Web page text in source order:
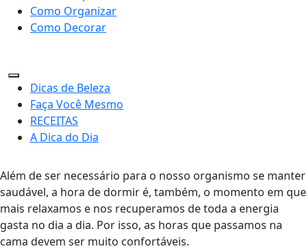
Como Organizar
Como Decorar
Dicas de Beleza
Faça Você Mesmo
RECEITAS
A Dica do Dia
Além de ser necessário para o nosso organismo se manter
saudável, a hora de dormir é, também, o momento em que
mais relaxamos e nos recuperamos de toda a energia
gasta no dia a dia. Por isso, as horas que passamos na
cama devem ser muito confortáveis.